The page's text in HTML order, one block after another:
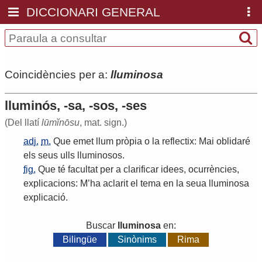
DICCIONARI GENERAL
Coincidències per a: lluminosa
lluminós, -sa, -sos, -ses
(Del llatí lūmĭnōsu, mat. sign.)
adj. m. Que emet llum pròpia o la reflectix: Mai oblidaré
els seus ulls lluminosos.
fig. Que té facultat per a clarificar idees, ocurrències,
explicacions: M’ha aclarit el tema en la seua
lluminosa
explicació.
Buscar lluminosa en:
Bilingüe
Sinònims Rima